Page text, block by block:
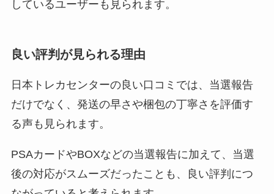
しているユーザーも見られます。
良い評判が見られる理由
日本トレカセンターの良い口コミでは、当選報告
だけでなく、発送の早さや梱包の丁寧さを評価す
る声も見られます。
PSAカードやBOXなどの当選報告に加えて、当選
後の対応がスムーズだったことも、良い評判につ